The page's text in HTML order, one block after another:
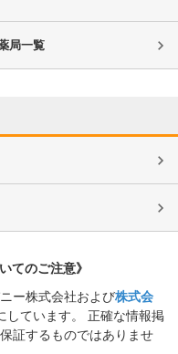
局一覧
てのご注意》
ー株式会社および株式会
しています。 正確な情報掲
証するものではありませ